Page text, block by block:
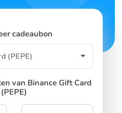
cadeaubon
van Binance Gift Card
(PEPE)